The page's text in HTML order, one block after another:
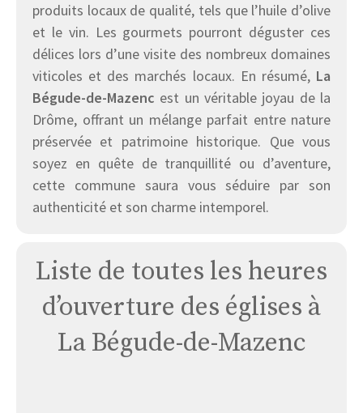
produits locaux de qualité, tels que l’huile d’olive
et le vin. Les gourmets pourront déguster ces
délices lors d’une visite des nombreux domaines
viticoles et des marchés locaux. En résumé, La
Bégude-de-Mazenc est un véritable joyau de la
Drôme, offrant un mélange parfait entre nature
préservée et patrimoine historique. Que vous
soyez en quête de tranquillité ou d’aventure,
cette commune saura vous séduire par son
authenticité et son charme intemporel.
Liste de toutes les heures
d’ouverture des églises à
La Bégude-de-Mazenc